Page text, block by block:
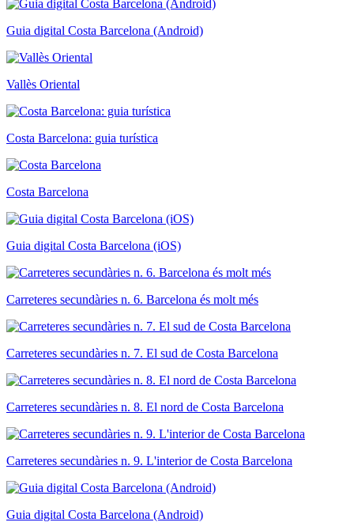
Guia digital Costa Barcelona (Android)
Vallès Oriental
Costa Barcelona: guia turística
Costa Barcelona
Guia digital Costa Barcelona (iOS)
Carreteres secundàries n. 6. Barcelona és molt més
Carreteres secundàries n. 7. El sud de Costa Barcelona
Carreteres secundàries n. 8. El nord de Costa Barcelona
Carreteres secundàries n. 9. L'interior de Costa Barcelona
Guia digital Costa Barcelona (Android)